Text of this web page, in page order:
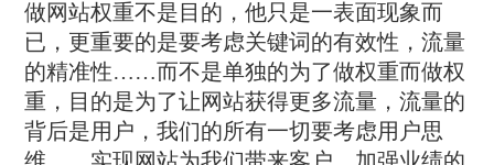
做网站权重不是目的，他只是一表面现象而
已，更重要的是要考虑关键词的有效性，流量
的精准性……而不是单独的为了做权重而做权
重，目的是为了让网站获得更多流量，流量的
背后是用户，我们的所有一切要考虑用户思